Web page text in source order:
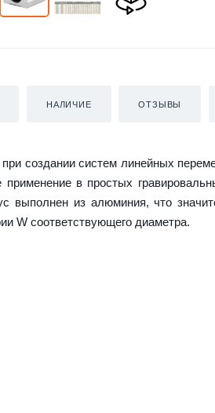
НАЛИЧИЕ ОТЗЫВЫ
создании систем линейных
в простых
выполнен из алюминия, что
W соответствующего диаметра.